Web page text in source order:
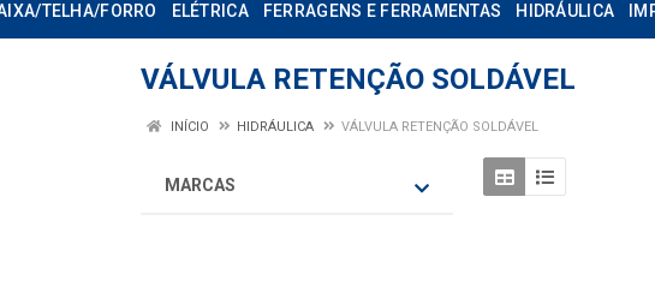
TELHA/FORRO ELÉTRICA FERRAGENS E FERRAMENTAS HIDRÁULICA
VÁLVULA RETENÇÃO SOLDÁVEL
INÍCIO HIDRÁULICA VÁLVULA RETENÇÃO SOLDÁVEL
MARCAS